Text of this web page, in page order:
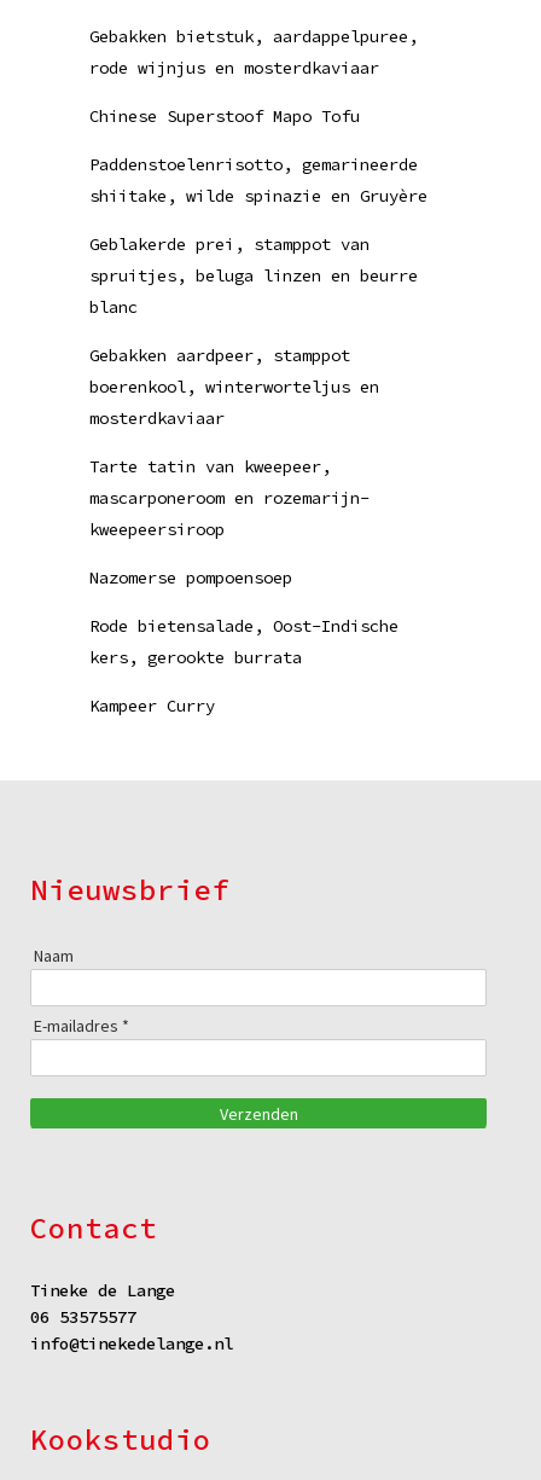
Gebakken bietstuk, aardappelpuree,
rode wijnjus en mosterdkaviaar
Chinese Superstoof Mapo Tofu
Paddenstoelenrisotto, gemarineerde
shiitake, wilde spinazie en Gruyère
Geblakerde prei, stamppot van
spruitjes, beluga linzen en beurre
blanc
Gebakken aardpeer, stamppot
boerenkool, winterworteljus en
mosterdkaviaar
Tarte tatin van kweepeer,
mascarponeroom en rozemarijn-
kweepeersiroop
Nazomerse pompoensoep
Rode bietensalade, Oost-Indische
kers, gerookte burrata
Kampeer Curry
Nieuwsbrief
Naam
E-mailadres *
Verzenden
Contact
Tineke de Lange
06 53575577
info@tinekedelange.nl
Kookstudio